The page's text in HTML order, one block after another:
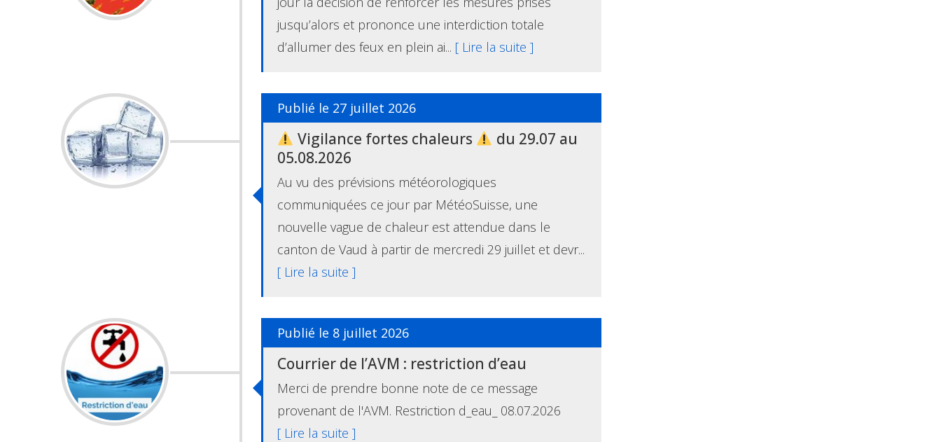
jusqu’alors et prononce une interdiction totale
d’allumer des feux en plein ai... [ Lire la suite ]
Publié le 27 juillet 2026
Vigilance fortes chaleurs
du 29.07 au
05.08.2026
Au vu des prévisions météorologiques
communiquées ce jour par MétéoSuisse, une
nouvelle vague de chaleur est attendue dans le
canton de Vaud à partir de mercredi 29 juillet et devr...
[ Lire la suite ]
Publié le 8 juillet 2026
Courrier de l’AVM : restriction d’eau
Merci de prendre bonne note de ce message
provenant de l'AVM. Restriction d_eau_ 08.07.2026
[ Lire la suite ]